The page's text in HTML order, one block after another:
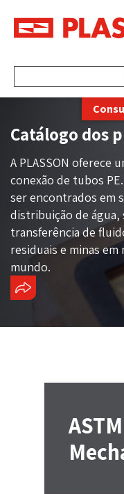
por:
Catálogo dos
A PLASSON oferece
conexão de tubos
ser encontrados em
distribuição de
transferência de
residuais e minas
mundo.
COMPARTILHAR